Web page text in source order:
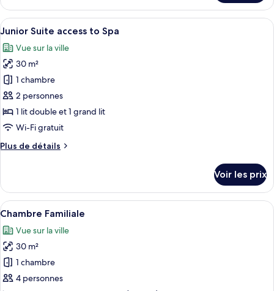
extra
bed
le
type
de
Classic
Barcelona
with
extra
bed
Afficher
toutes
les
photos
pour
ce
type
de
chambre :
Junior
to
Spa
Une chambre d’hôtel moderne,
7
Junior Suite access to Spa
Vue sur la ville
30 m²
1 chambre
2 personnes
1 lit double et 1 grand lit
Wi-Fi gratuit
Plus de détails
Plus
le
type
de
Junior
Suite
access
to
Spa
Voir les prix
Afficher
toutes
les
photos
pour
ce
Une chambre d’hôtel moderne
6
Chambre Familiale
Vue sur la ville
30 m²
1 chambre
4 personnes